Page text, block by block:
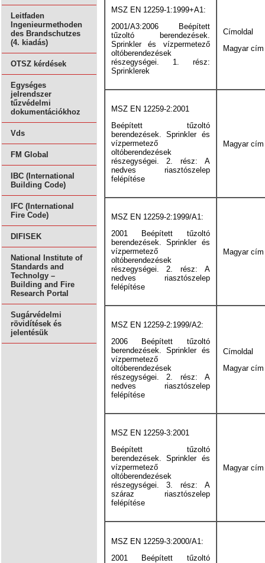
Leitfaden
Ingenieurmethoden
des Brandschutzes
(4. kiadás)
OTSZ kérdések
Egységes
jelrendszer
tűzvédelmi
dokumentációkhoz
Vds
FM Global
IBC (International
Building Code)
IFC (International
Fire Code)
DIFISEK
National Institute of
Standards and
Technolgy –
Building and Fire
Research Portal
Sugárvédelmi
rövidítések és
jelentésük
MSZ EN 12259-1:1999+A1:
2001/A3:2006 Beépített
tűzoltó berendezések.
Sprinkler és vízpermetező
oltóberendezések
részegységei. 1. rész:
Sprinklerek
Címoldal
Magyar cím
MSZ EN 12259-2:2001
Beépített tűzoltó
berendezések. Sprinkler és
vízpermetező
oltóberendezések
részegységei. 2. rész: A
nedves riasztószelep
felépítése
Magyar cím
MSZ EN 12259-2:1999/A1:
2001 Beépített tűzoltó
berendezések. Sprinkler és
vízpermetező
oltóberendezések
részegységei. 2. rész: A
nedves riasztószelep
felépítése
Magyar cím
MSZ EN 12259-2:1999/A2:
2006 Beépített tűzoltó
berendezések. Sprinkler és
vízpermetező
oltóberendezések
részegységei. 2. rész: A
nedves riasztószelep
felépítése
Címoldal
Magyar cím
MSZ EN 12259-3:2001
Beépített tűzoltó
berendezések. Sprinkler és
vízpermetező
oltóberendezések
részegységei. 3. rész: A
száraz riasztószelep
felépítése
Magyar cím
MSZ EN 12259-3:2000/A1:
2001 Beépített tűzoltó